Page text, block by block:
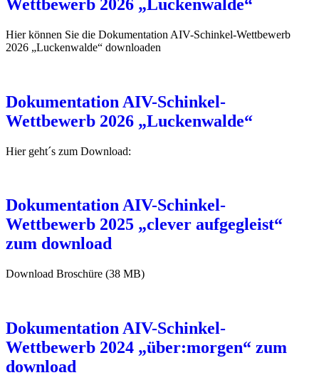
Wettbewerb 2026 „Luckenwalde“
Hier können Sie die Dokumentation AIV-Schinkel-Wettbewerb
2026 „Luckenwalde“ downloaden
Dokumentation AIV-Schinkel-
Wettbewerb 2026 „Luckenwalde“
Hier geht´s zum Download:
Dokumentation AIV-Schinkel-
Wettbewerb 2025 „clever aufgegleist“
zum download
Download Broschüre (38 MB)
Dokumentation AIV-Schinkel-
Wettbewerb 2024 „über:morgen“ zum
download